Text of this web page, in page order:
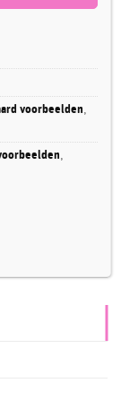
voorbeelden,
,